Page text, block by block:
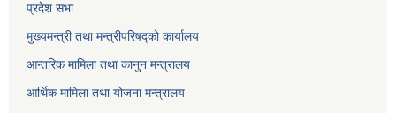
प्रदेश सभा
मुख्यमन्त्री तथा मन्त्रीपरिषद्को कार्यालय
आन्तरिक मामिला तथा कानुन मन्त्रालय
आर्थिक मामिला तथा योजना मन्त्रालय